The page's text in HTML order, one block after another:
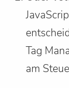
Tag
am